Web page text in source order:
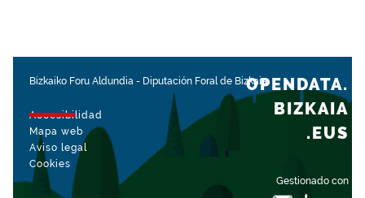
Bizkaiko Foru Aldundia - Diputación Foral de Bizkaia
Accesibilidad
Mapa web
Aviso legal
Cookies
Gestionado con
OPENDATA.
BIZKAIA
.EUS